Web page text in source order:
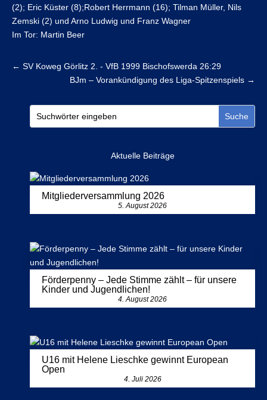
(2); Eric Küster (8);Robert Herrmann (16); Tilman Müller, Nils
Zemski (2) und Arno Ludwig und Franz Wagner
Im Tor: Martin Beer
← SV Koweg Görlitz 2. - VfB 1999 Bischofswerda 26:29
BJm – Vorankündigung des Liga-Spitzenspiels →
Aktuelle Beiträge
Mitgliederversammlung 2026
5. August 2026
Förderpenny – Jede Stimme zählt – für unsere
Kinder und Jugendlichen!
4. August 2026
U16 mit Helene Lieschke gewinnt European
Open
4. Juli 2026